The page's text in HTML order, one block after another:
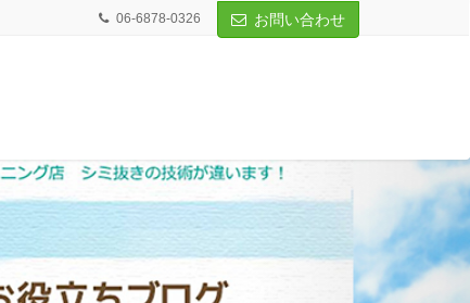
06-6878-0326 お問い合わせ